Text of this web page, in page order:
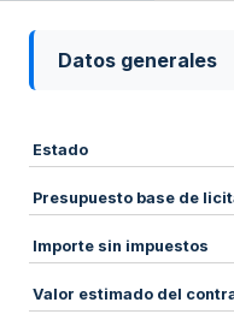
Datos generales
Estado
Presupuesto base de
Importe sin impuestos
Valor estimado del